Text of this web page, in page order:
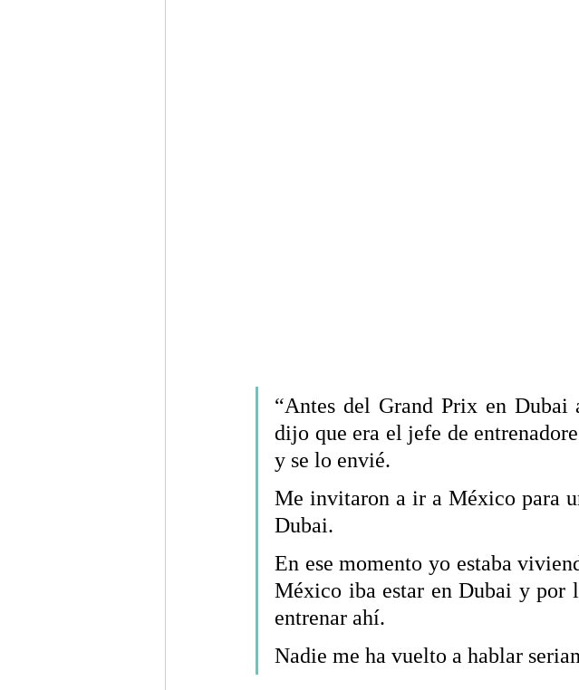
“Antes del Grand Prix en
dijo que era el jefe de
y se lo envié.
Me invitaron a ir a México para
Dubai.
En ese momento yo estaba
México iba estar en Dubai y por
entrenar ahí.
Nadie me ha vuelto a hablar